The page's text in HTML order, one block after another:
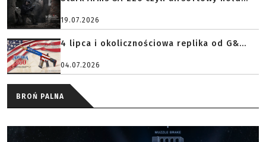
19.07.2026
4 lipca i okolicznościowa replika od G&...
04.07.2026
BROŃ PALNA